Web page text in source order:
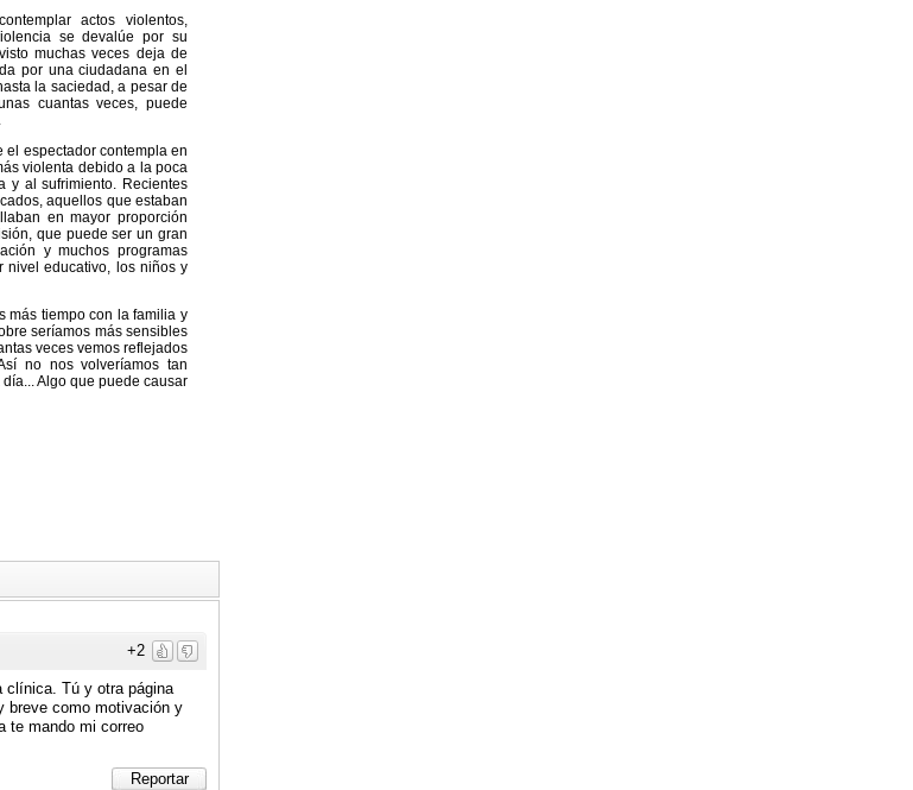
actos violentos,
se devalúe por su
muchas veces deja de
por una ciudadana en el
la saciedad, a pesar de
cuantas veces, puede
el espectador contempla en
violenta debido a la poca
y al sufrimiento. Recientes
aquellos que estaban
en mayor proporción
que puede ser un gran
y muchos programas
nivel educativo, los niños y
más tiempo con la familia y
seríamos más sensibles
veces vemos reflejados
no nos volveríamos tan
Algo que puede causar
+2
clínica. Tú y otra página
breve como motivación y
te mando mi correo
Reportar